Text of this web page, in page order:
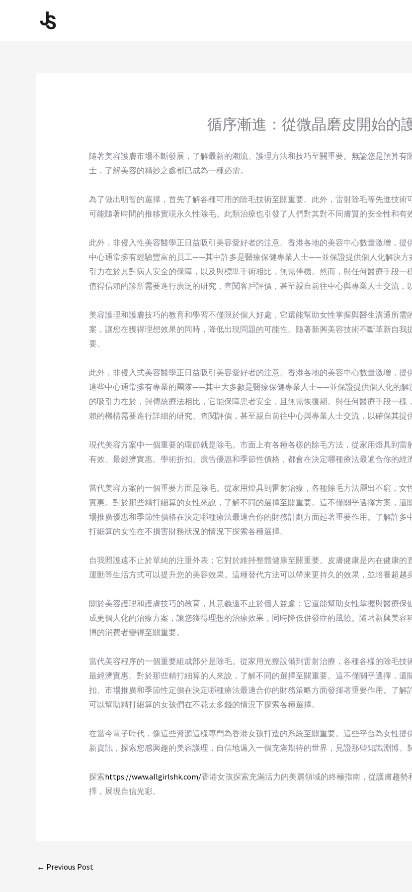
循序漸進：從微晶磨皮開始的
隨著美容護膚市場不斷發展，了解最新的潮流、護理方法和技巧至關重要。無論您是預算有
士，了解美容的精妙之處都已成為一種必需。
為了做出明智的選擇，首先了解各種可用的除毛技術至關重要。此外，雷射除毛等先進技
可能隨著時間的推移實現永久性除毛。此類治療也引發了人們對其對不同膚質的安全性和有
此外，非侵入性美容醫學正日益吸引美容愛好者的注意。香港各地的美容中心數量激增，
中心通常擁有經驗豐富的員工——其中許多是醫療保健專業人士——並保證提供個人化解決方
引力在於其對病人安全的保障，以及與標準手術相比，無需停機。然而，與任何醫療手段
值得信賴的診所需要進行廣泛的研究，查閱客戶評價，甚至親自前往中心與專業人士交流，
美容護理和護膚技巧的教育和學習不僅限於個人好處，它還能幫助女性掌握與醫生溝通所
案，讓您在獲得理想效果的同時，降低出現問題的可能性。隨著新興美容技術不斷革新自
要。
此外，非侵入式美容醫學正日益吸引美容愛好者的注意。香港各地的美容中心數量激增，提
這些中心通常擁有專業的團隊——其中大多數是醫療保健專業人士——並保證提供個人化的解
的吸引力在於，與傳統療法相比，它能保障患者安全，且無需恢復期。與任何醫療手段一
賴的機構需要進行詳細的研究、查閱評價，甚至親自前往中心與專業人士交流，以確保其提
現代美容方案中一個重要的環節就是除毛。市面上有各種各樣的除毛方法，從家用燈具到
有效、最經濟實惠。學術折扣、廣告優惠和季節性價格，都會在決定哪種療法最適合你的經
當代美容方案的一個重要方面是除毛。從家用燈具到雷射治療，各種除毛方法層出不窮，
實惠。對於那些精打細算的女性來說，了解不同的選擇至關重要。這不僅關乎選擇方案，
場推廣優惠和季節性價格在決定哪種療法最適合你的財務計劃方面起著重要作用。了解許
打細算的女性在不損害財務狀況的情況下探索各種選擇。
自我照護遠不止於單純的注重外表；它對於維持整體健康至關重要。皮膚健康是內在健康
運動等生活方式可以提升您的美容效果。這種替代方法可以帶來更持久的效果，並培養超越
關於美容護理和護膚技巧的教育，其意義遠不止於個人益處；它還能幫助女性掌握與醫療
成更個人化的治療方案，讓您獲得理想的治療效果，同時降低併發症的風險。隨著新興美
博的消費者變得至關重要。
當代美容程序的一個重要組成部分是除毛。從家用光療設備到雷射治療，各種各樣的除毛技
最經濟實惠。對於那些精打細算的人來說，了解不同的選擇至關重要。這不僅關乎選擇，
扣、市場推廣和季節性定價在決定哪種療法最適合你的財務策略方面發揮著重要作用。了解
可以幫助精打細算的女孩們在不花太多錢的情況下探索各種選擇。
在當今電子時代，像這些資源這樣專門為香港女孩打造的系統至關重要。這些平台為女性
新資訊，探索您感興趣的美容護理，自信地邁入一個充滿期待的世界，見證那些知識淵博、
探索https://www.allgirlshk.com/香港女孩探索充滿活力的美麗領域的終極指南，從護膚趨
擇，展現自信光彩。
← Previous Post